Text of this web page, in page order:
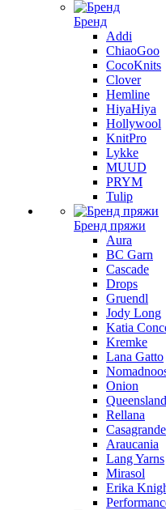
Бренд
Addi
ChiaoGoo
CocoKnits
Clover
Hemline
HiyaHiya
Hollywool
KnitPro
Lykke
MUUD
PRYM
Tulip
Бренд пряжи
Aura
BC Garn
Cascade
Drops
Gruendl
Jody Long
Katia
Kremke
Lana Gatto
Onion
Queensland
Rellana
Casagrande
Araucania
Lang Yarns
Mirasol
Erika